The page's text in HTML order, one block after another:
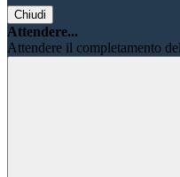
Chiudi
Attendere...
Attendere il completamento